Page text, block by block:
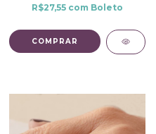
R$27,55 com Boleto
COMPRAR